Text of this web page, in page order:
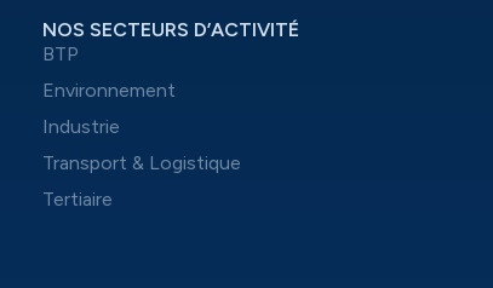
NOS SECTEURS D’ACTIVITÉ
BTP
Environnement
Industrie
Transport & Logistique
Tertiaire